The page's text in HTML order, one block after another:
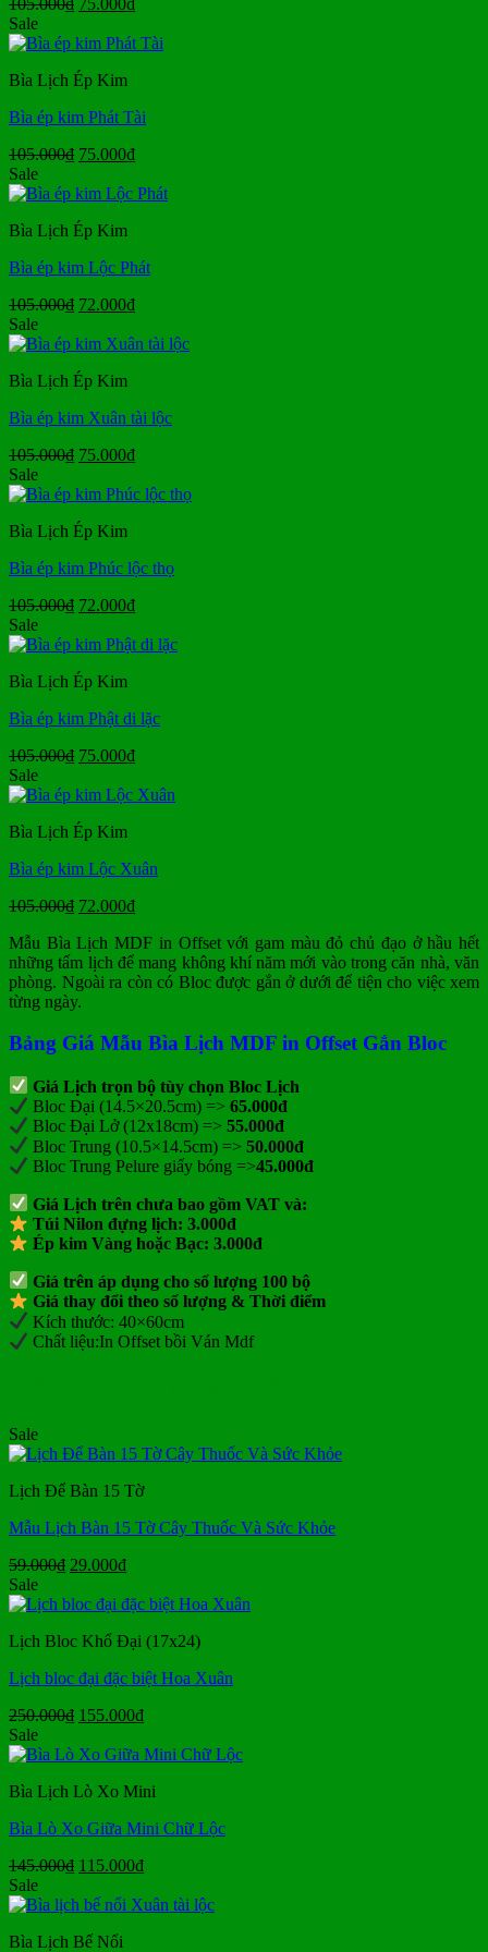
là:
tại
Sale
Bìa Lịch Ép Kim
Bìa ép kim Phát Tài
105.000₫ Giá
là:
75.000₫Giá
tại
Sale
Bìa Lịch Ép Kim
Bìa ép kim Lộc Phát
105.000₫ Giá
là:
72.000₫Giá
tại
Sale
Bìa Lịch Ép Kim
Bìa ép kim Xuân tài lộc
105.000₫ Giá
là:
75.000₫Giá
tại
Sale
Bìa Lịch Ép Kim
Bìa ép kim Phúc lộc thọ
105.000₫ Giá
là:
72.000₫Giá
tại
Sale
Bìa Lịch Ép Kim
Bìa ép kim Phật di lặc
105.000₫ Giá
là:
75.000₫Giá
tại
Sale
Bìa Lịch Ép Kim
Bìa ép kim Lộc Xuân
105.000₫ Giá
là:
105.000₫.
72.000₫Giá
tại
là:
72.000₫.
Mẫu Bìa Lịch MDF in Offset với gam màu đỏ chủ đạo ở hầu hết
những tấm lịch để mang không khí năm mới vào trong căn nhà, văn
phòng. Ngoài ra còn có Bloc được gắn ở dưới để tiện cho việc xem
từng ngày.
Bảng Giá Mẫu Bìa Lịch MDF in Offset Gắn Bloc
Giá Lịch trọn bộ tùy chọn Bloc Lịch
Bloc Đại (14.5×20.5cm) =>65.000đ
Bloc Đại Lở (12x18cm) =>55.000đ
Bloc Trung (10.5×14.5cm) =>50.000đ
Bloc Trung Pelure giấy bóng =>45.000đ
Giá Lịch trên chưa bao gồm VAT và:
Túi Nilon đựng lịch: 3.000đ
Ép kim Vàng hoặc Bạc: 3.000đ
Giá trên áp dụng cho số lượng 100 bộ
Giá thay đổi theo số lượng & Thời điểm
Kích thước: 40×60cm
Chất liệu:In Offset bồi Ván Mdf
Sale
Lịch Để Bàn 15 Tờ
Mẫu Lịch Bàn 15 Tờ Cây Thuốc Và Sức Khỏe
59.000₫ Giá
là:
29.000₫Giá
tại
29.000₫.
Sale
Lịch Bloc Khổ Đại (17x24)
Lịch bloc đại đặc biệt Hoa Xuân
250.000₫ Giá
là:
155.000₫Giá
tại
155.000₫.
Sale
Bìa Lịch Lò Xo Mini
Bìa Lò Xo Giữa Mini Chữ Lộc
145.000₫ Giá
là:
115.000₫Giá
tại
Sale
Bìa Lịch Bế Nổi